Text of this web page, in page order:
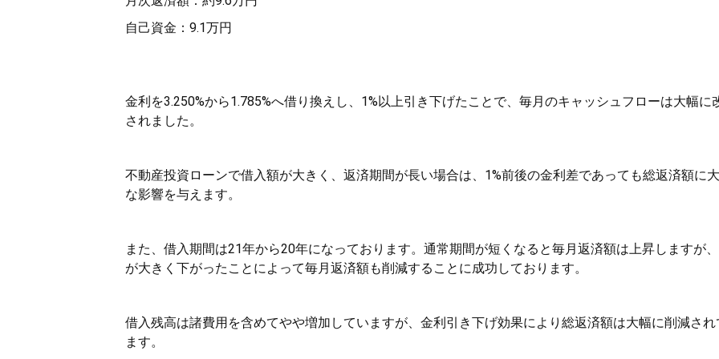
自己資金：9.1万円
金利を3.250%から1.785%へ借り換えし、1%以上引き下げたことで、毎月のキャッシュフローは大幅に
されました。
不動産投資ローンで借入額が大きく、返済期間が長い場合は、1%前後の金利差であっても総返済額に
な影響を与えます。
また、借入期間は21年から20年になっております。通常期間が短くなると毎月返済額は上昇しますが
が大きく下がったことによって毎月返済額も削減することに成功しております。
借入残高は諸費用を含めてやや増加していますが、金利引き下げ効果により総返済額は大幅に削減され
ます。